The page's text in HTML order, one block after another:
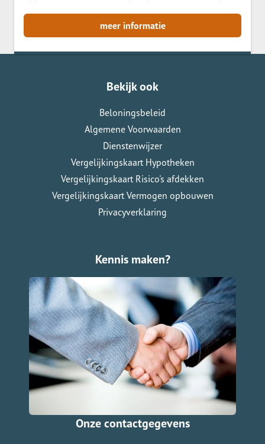
meer informatie
Bekijk ook
Beloningsbeleid
Algemene Voorwaarden
Dienstenwijzer
Vergelijkingskaart Hypotheken
Vergelijkingskaart Risico's afdekken
Vergelijkingskaart Vermogen opbouwen
Privacyverklaring
Kennis maken?
Onze contactgegevens